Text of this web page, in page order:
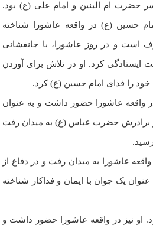
حضرت ام البنین و امام علی (ع) بود.
حسین (ع) در واقعه عاشورا شناخته
است و در روز عاشورا، با جانفشانی
کرد. او در تلاش برای آوردن
خود را فدای امام حسین (ع) کرد.
واقعه عاشورا حضور داشت و به عنوان
برادرش حضرت عباس (ع) به میدان رفت
عاشورا به میدان رفت و در دفاع از
یک جوان با ایمان و فداکار شناخته
او نیز در واقعه عاشورا حضور داشت و